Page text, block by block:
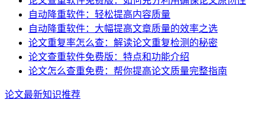
自动降重软件：轻松提高内容质量
自动降重软件：大幅提高文章质量的效率之选
论文重复率怎么查：解读论文重复检测的秘密
论文查重软件免费版：特点和功能介绍
论文怎么查重免费：帮你提高论文质量完整指南
论文最新知识推荐